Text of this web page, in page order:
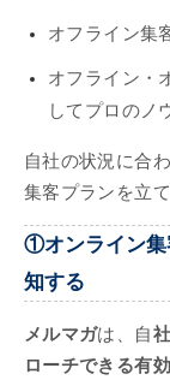
オフライン集
オフライン・
してプロのノ
自社の状況に合
集客プランを立
①オンライン集
知する
メルマガは、自
ローチできる有